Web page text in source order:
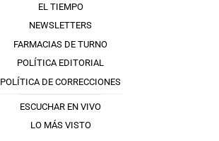
EL TIEMPO
NEWSLETTERS
FARMACIAS DE TURNO
POLÍTICA EDITORIAL
POLÍTICA DE CORRECCIONES
ESCUCHAR EN VIVO
LO MÁS VISTO